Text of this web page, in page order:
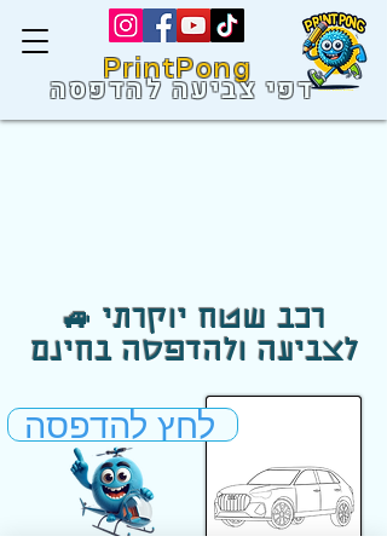
PrintPong
דפי צביעה להדפסה
🚙 רכב שטח יוקרתי
לצביעה ולהדפסה בחינם
לחץ להדפסה